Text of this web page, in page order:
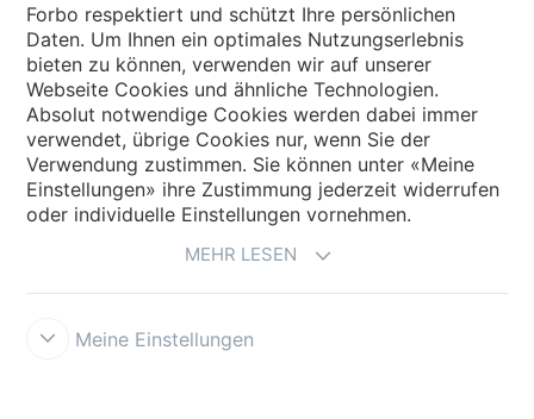
Land auswählen
Land auswählen
Forbo respektiert und schützt Ihre persönlichen
Daten. Um Ihnen ein optimales Nutzungserlebnis
bieten zu können, verwenden wir auf unserer
Webseite Cookies und ähnliche Technologien.
Absolut notwendige Cookies werden dabei immer
verwendet, übrige Cookies nur, wenn Sie der
Verwendung zustimmen. Sie können unter «Meine
Einstellungen» ihre Zustimmung jederzeit widerrufen
oder individuelle Einstellungen vornehmen.
MEHR LESEN
Meine Einstellungen